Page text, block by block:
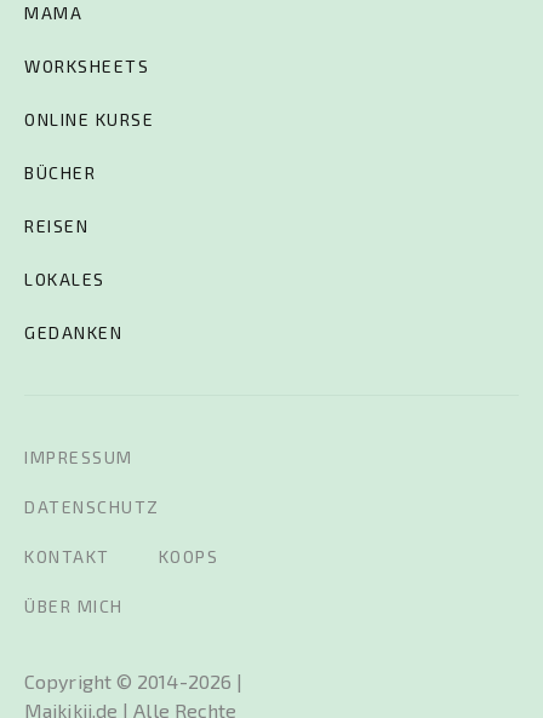
MAMA
WORKSHEETS
ONLINE KURSE
BÜCHER
REISEN
LOKALES
GEDANKEN
Copyright © 2014-2026 |
Maikikii.de | Alle Rechte
IMPRESSUM
DATENSCHUTZ
KONTAKT KOOPS
ÜBER MICH